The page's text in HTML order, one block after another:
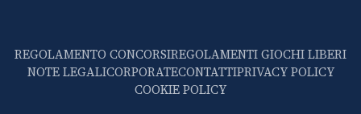
REGOLAMENTO CONCORSIREGOLAMENTI GIOCHI LIBERI
NOTE LEGALICORPORATECONTATTIPRIVACY POLICY
COOKIE POLICY